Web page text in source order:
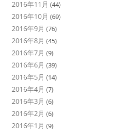
2016年11月 (44)
2016年10月 (69)
2016年9月 (76)
2016年8月 (45)
2016年7月 (9)
2016年6月 (39)
2016年5月 (14)
2016年4月 (7)
2016年3月 (6)
2016年2月 (6)
2016年1月 (9)